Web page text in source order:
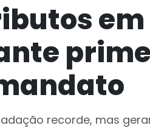
em
recorde, mas